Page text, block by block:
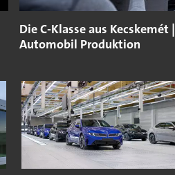
Die C-Klasse aus Kecskemét |
Automobil Produktion